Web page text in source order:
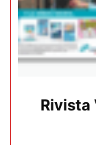
Rivista